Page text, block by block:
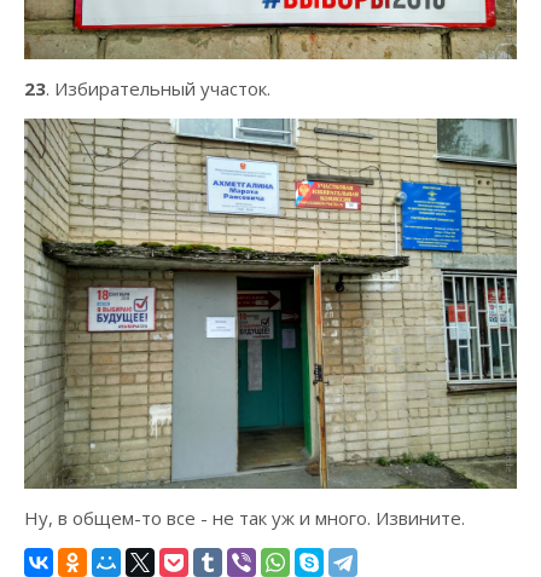
23. Избирательный участок.
Ну, в общем-то все - не так уж и много. Извините.